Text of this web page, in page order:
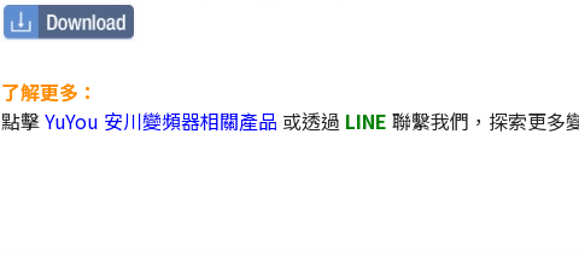
了解更多：
點擊YuYou 安川變頻器相關產品 或透過 LINE 聯繫我們，探索更多